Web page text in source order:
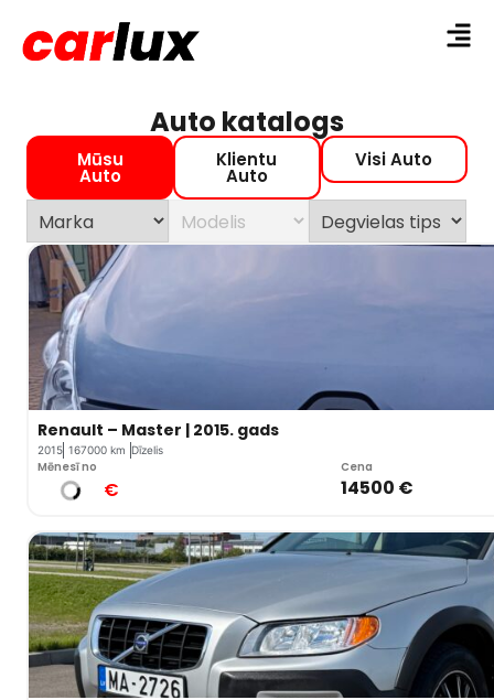
Auto katalogs
Mūsu
Auto
Klientu
Auto
Visi Auto
Renault – Master | 2015. gads
2015 167000 km Dīzelis
Mēnesī no
€
Cena
14500 €